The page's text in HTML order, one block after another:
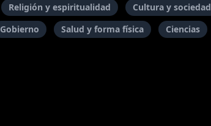
Religión y espiritualidad Cultura y sociedad
Gobierno Salud y forma física Ciencias